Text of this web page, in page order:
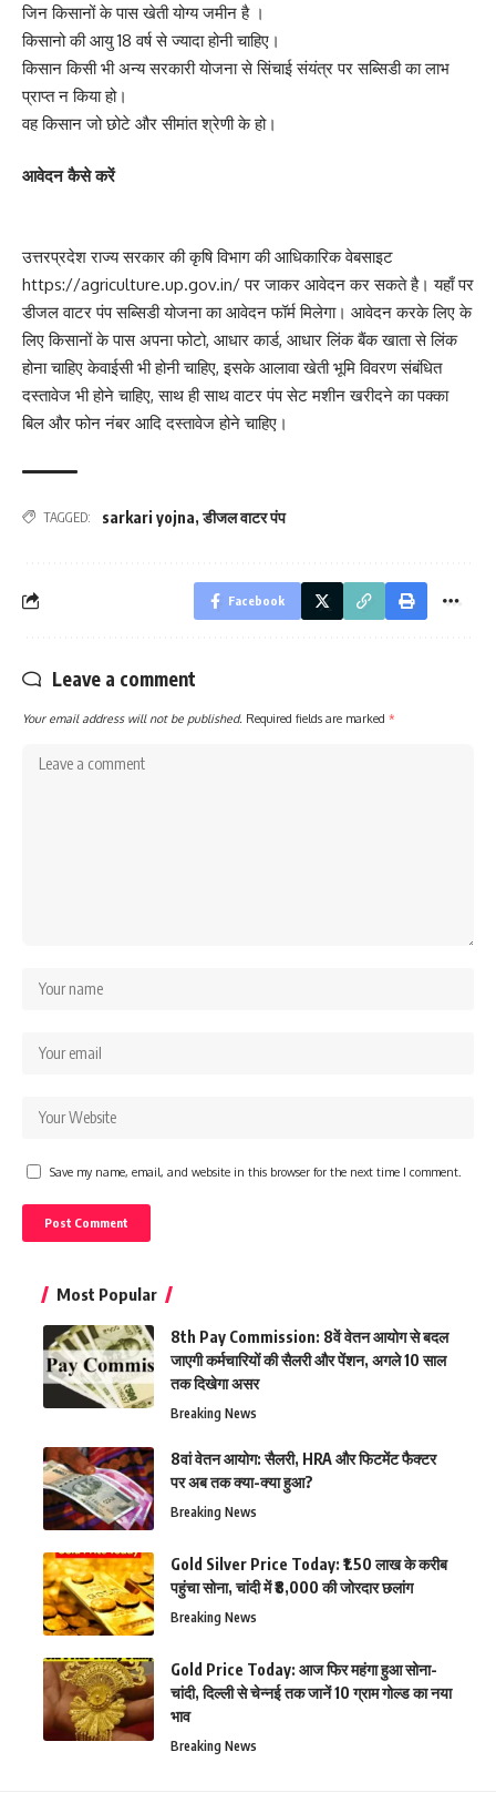
जिन किसानों के पास खेती योग्य जमीन है ।
किसानो की आयु 18 वर्ष से ज्यादा होनी चाहिए।
किसान किसी भी अन्य सरकारी योजना से सिंचाई संयंत्र पर सब्सिडी का लाभ
प्राप्त न किया हो।
वह किसान जो छोटे और सीमांत श्रेणी के हो।
आवेदन कैसे करें
उत्तरप्रदेश राज्य सरकार की कृषि विभाग की आधिकारिक वेबसाइट
https://agriculture.up.gov.in/ पर जाकर आवेदन कर सकते है। यहाँ पर
डीजल वाटर पंप सब्सिडी योजना का आवेदन फॉर्म मिलेगा। आवेदन करके लिए के
लिए किसानों के पास अपना फोटो, आधार कार्ड, आधार लिंक बैंक खाता से लिंक
होना चाहिए केवाईसी भी होनी चाहिए, इसके आलावा खेती भूमि विवरण संबंधित
दस्तावेज भी होने चाहिए, साथ ही साथ वाटर पंप सेट मशीन खरीदने का पक्का
बिल और फोन नंबर आदि दस्तावेज होने चाहिए।
TAGGED: sarkari yojna,डीजल वाटर पंप
Facebook
Leave a comment
Your email address will not be published. Required fields are marked *
Save my name, email, and website in this browser for the next time I comment.
Most Popular
8th Pay Commission: 8वें वेतन आयोग से बदल
जाएगी कर्मचारियों की सैलरी और पेंशन, अगले 10 साल
तक दिखेगा असर
Breaking News
8वां वेतन आयोग: सैलरी, HRA और फिटमेंट फैक्टर
पर अब तक क्या-क्या हुआ?
Breaking News
Gold Silver Price Today: ₹1.50 लाख के करीब
पहुंचा सोना, चांदी में ₹8,000 की जोरदार छलांग
Breaking News
Gold Price Today: आज फिर महंगा हुआ सोना-
चांदी, दिल्ली से चेन्नई तक जानें 10 ग्राम गोल्ड का नया
भाव
Breaking News